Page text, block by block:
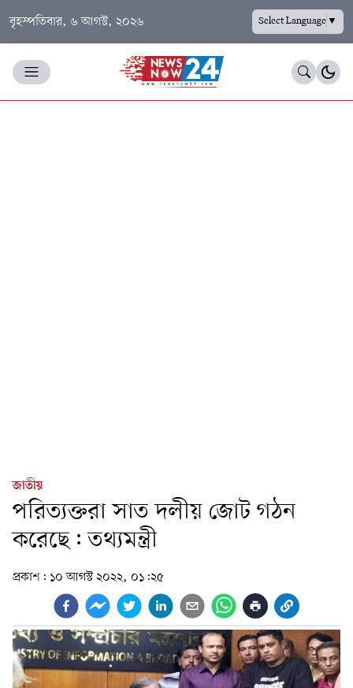
বৃহস্পতিবার, ৬ আগস্ট, ২০২৬ Select Language▼
জাতীয়
পরিত্যক্তরা সাত দলীয় জোট গঠন
করেছে: তথ্যমন্ত্রী
প্রকাশ: ১০ আগস্ট ২০২২, ০১:২৫